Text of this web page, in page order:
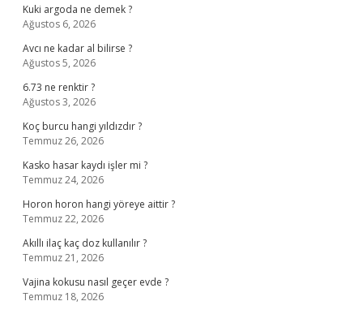
Kuki argoda ne demek ?
Ağustos 6, 2026
Avcı ne kadar al bilirse ?
Ağustos 5, 2026
6.73 ne renktir ?
Ağustos 3, 2026
Koç burcu hangi yıldızdır ?
Temmuz 26, 2026
Kasko hasar kaydı işler mi ?
Temmuz 24, 2026
Horon horon hangi yöreye aittir ?
Temmuz 22, 2026
Akıllı ilaç kaç doz kullanılır ?
Temmuz 21, 2026
Vajina kokusu nasıl geçer evde ?
Temmuz 18, 2026